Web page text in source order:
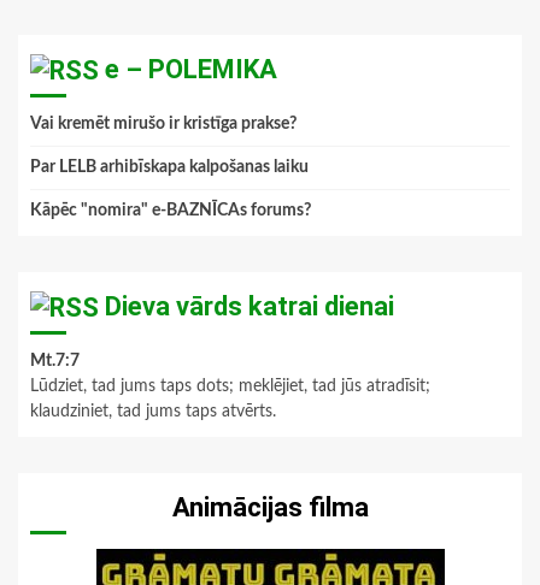
e – POLEMIKA
Vai kremēt mirušo ir kristīga prakse?
Par LELB arhibīskapa kalpošanas laiku
Kāpēc "nomira" e-BAZNĪCAs forums?
Dieva vārds katrai dienai
Mt.7:7
Lūdziet, tad jums taps dots; meklējiet, tad jūs atradīsit;
klaudziniet, tad jums taps atvērts.
Animācijas filma